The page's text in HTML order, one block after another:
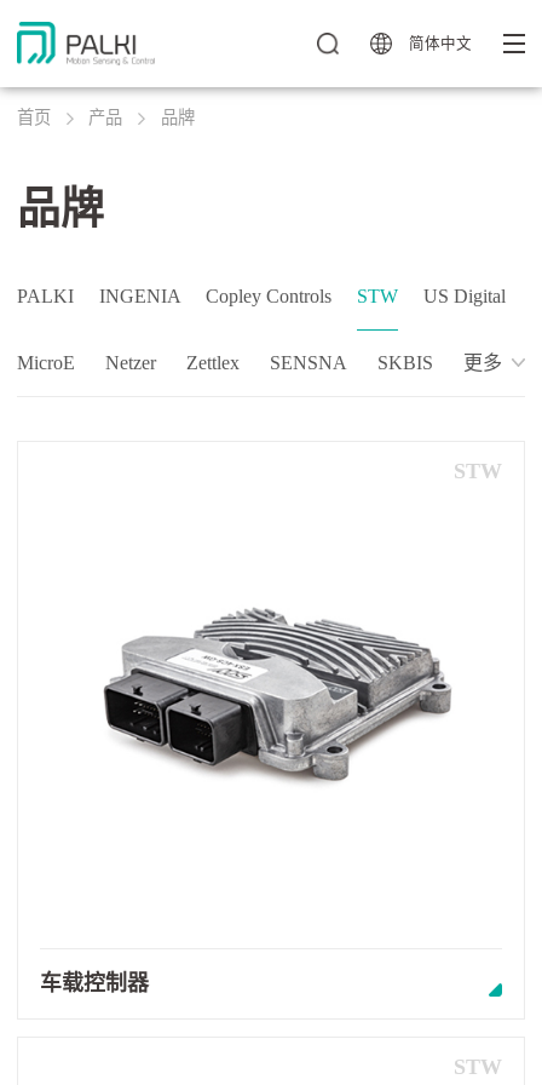
简体中文
首页 产品 品牌
品牌
PALKI INGENIA Copley Controls STW US Digital
MicroE Netzer Zettlex SENSNA SKBIS 更多
STW
车载控制器
STW